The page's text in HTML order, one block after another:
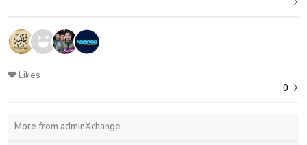
Likes
0
More from adminXchange